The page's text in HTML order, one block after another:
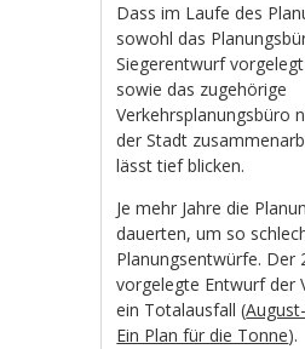
Dass im Laufe des
sowohl das
Siegerentwurf
sowie das zugehörige
Verkehrsplanungsbüro
der Stadt
lässt tief blicken.
Je mehr Jahre die
dauerten, um so
Planungsentwürfe. Der
vorgelegte Entwurf der
ein Totalausfall (
Ein Plan für die Tonne).